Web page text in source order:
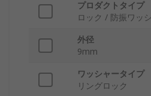
プロダクトタイプ
ロック / 防振ワッ
外径
9mm
ワッシャータイプ
リングロック